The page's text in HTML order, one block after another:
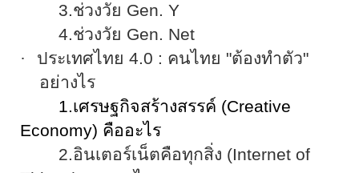
3.ช่วงวัย Gen. Y
4.ช่วงวัย Gen. Net
·
ประเทศไทย 4.0 : คนไทย "ต้องทำตัว"
อย่างไร
1.เศรษฐกิจสร้างสรรค์ (Creative
Economy) คืออะไร
2.อินเตอร์เน็ตคือทุกสิ่ง (Internet of